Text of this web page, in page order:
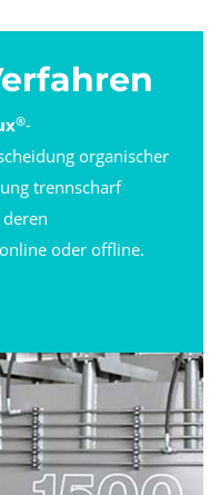
®-
organischer
trennscharf
oder offline.